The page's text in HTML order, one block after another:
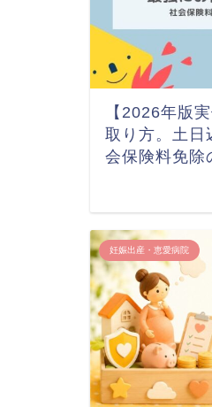
【2026年版
取り方。土日
会保険料免除
妊娠出産・恵愛病院